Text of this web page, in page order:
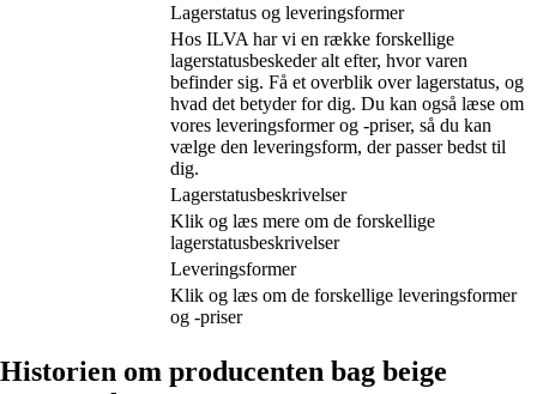
Lagerstatus og leveringsformer
Hos ILVA har vi en række forskellige
lagerstatusbeskeder alt efter, hvor varen
befinder sig. Få et overblik over lagerstatus, og
hvad det betyder for dig. Du kan også læse om
vores leveringsformer og -priser, så du kan
vælge den leveringsform, der passer bedst til
dig.
Lagerstatusbeskrivelser
Klik og læs mere om de forskellige
lagerstatusbeskrivelser
Leveringsformer
Klik og læs om de forskellige leveringsformer
og -priser
Historien om producenten bag beige